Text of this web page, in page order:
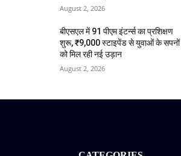
August 2, 2026
बीएसएल में 91 पीएम इंटर्न्स का प्रशिक्षण
शुरू, ₹9,000 स्टाइपेंड से युवाओं के सपनों
को मिल रही नई उड़ान
August 2, 2026